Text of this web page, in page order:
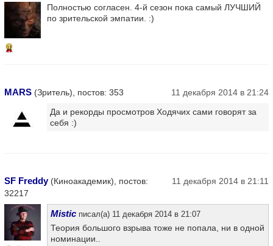
11
Полностью согласен. 4-й сезон пока самый ЛУЧШИЙ
по зрительской эмпатии. :)
MARS (Зритель), постов: 353
11 декабря 2014 в 21:24
Да и рекорды просмотров Ходячих сами говорят за
себя :)
SF Freddy(Киноакадемик), постов:
32217
11 декабря 2014 в 21:11
Mistic писал(а) 11 декабря 2014 в 21:07
Теория большого взрыва тоже не попала, ни в одной
номинации..